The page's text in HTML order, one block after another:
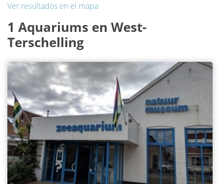
Ver resultados en el mapa
1 Aquariums en West-
Terschelling